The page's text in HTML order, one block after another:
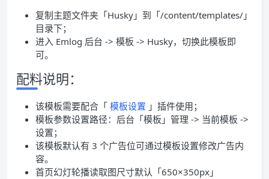
复制主题文件夹「Husky」到「/content/templates/」
目录下；
进入 Emlog 后台 -> 模板 -> Husky，切换此模板即
可。
配料说明：
该模板需要配合「 模板设置 」插件使用；
模板参数设置路径：后台「模板」管理 -> 当前模板 ->
设置；
该模板默认有 3 个广告位可通过模板设置修改广告内
容。
首页幻灯轮播读取图尺寸默认「650×350px」